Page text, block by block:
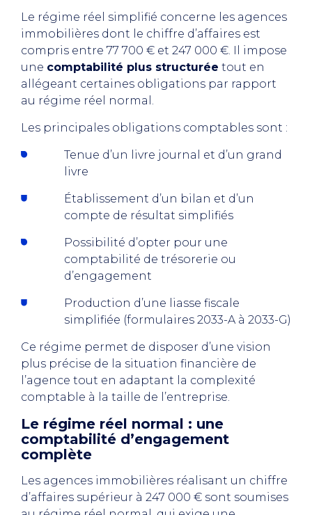
Le régime réel simplifié concerne les agences
immobilières dont le chiffre d’affaires est
compris entre 77 700 € et 247 000 €. Il impose
une comptabilité plus structurée tout en
allégeant certaines obligations par rapport
au régime réel normal.
Les principales obligations comptables sont :
Tenue d’un livre journal et d’un grand
livre
Établissement d’un bilan et d’un
compte de résultat simplifiés
Possibilité d’opter pour une
comptabilité de trésorerie ou
d’engagement
Production d’une liasse fiscale
simplifiée (formulaires 2033-A à 2033-G)
Ce régime permet de disposer d’une vision
plus précise de la situation financière de
l’agence tout en adaptant la complexité
comptable à la taille de l’entreprise.
Le régime réel normal : une
comptabilité d’engagement
complète
Les agences immobilières réalisant un chiffre
d’affaires supérieur à 247 000 € sont soumises